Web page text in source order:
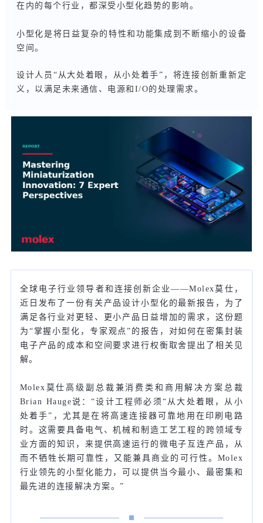
在内的每个行业，都深受小型化趋势的影响。
小型化是将日益复杂的特性和功能集成到不断缩小的设备
空间。
设计人员“从大处着眼，从小处着手”，将连接创新重新定
义，以满足未来通信、电源和I/O的处理需求。
全球电子行业领导者和连接创新企业——Molex莫仕，
近日发布了一份有关产品设计小型化的最新报告，为了
满足各行业对更轻、更小产品日益增加的需求，这份题
为“掌握小型化，专家观点”的报告，对如何在密集封装
电子产品的成本和空间要求进行权衡取舍提出了相关见
解。
Molex莫仕高级副总裁兼消费类和商用解决方案总裁
Brian Hauge说：“设计工程师必须“从大处着眼，从小
处着手”，尤其是在将高速连接器可靠地用在印刷电路
时。这需要具备电气、机械和制造工艺工程的跨领域专
业方面的知识，来提供高速运行的微电子互连产品，从
而不牺牲长期可靠性，又能兼具商业的可行性。Molex
行业领先的小型化能力，可以提供当今最小、最密集和
最先进的连接解决方案。”